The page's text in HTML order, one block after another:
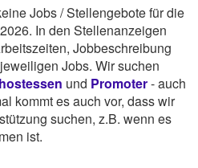
Jobs / Stellengebote für die
In den Stellenanzeigen
Jobbeschreibung
Jobs. Wir suchen
und Promoter- auch
kommt es auch vor, dass wir
suchen, z.B. wenn es
ist.